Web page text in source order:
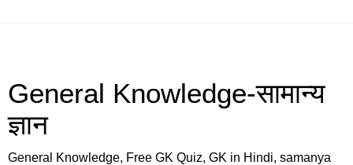
General Knowledge-सामान्य
ज्ञान
General Knowledge, Free GK Quiz, GK in Hindi, samanya